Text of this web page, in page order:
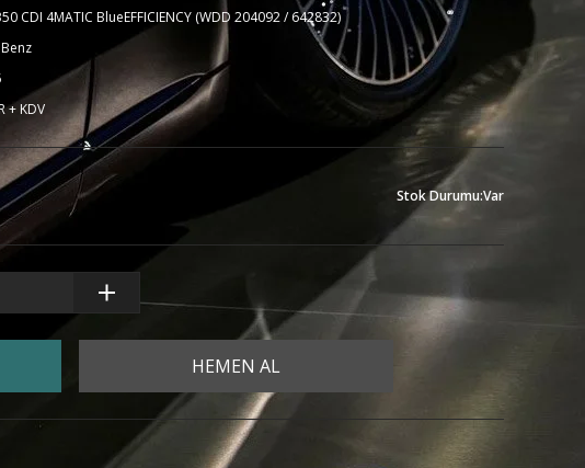
CDI 4MATIC BlueEFFICIENCY (WDD 204092 / 642832)
+ KDV
Stok Durumu:Var
HEMEN AL